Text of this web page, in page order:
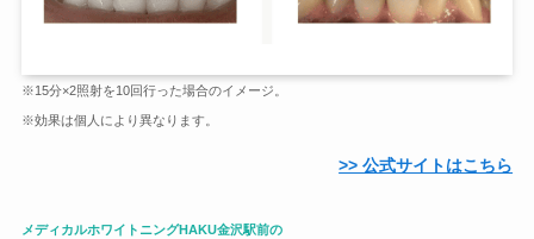
※15分×2照射を10回行った場合のイメージ。
※効果は個人により異なります。
>> 公式サイトはこちら
メディカルホワイトニングHAKU金沢駅前の